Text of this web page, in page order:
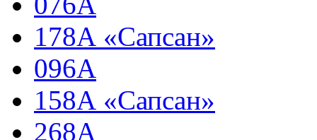
178А «Сапсан»
096А
158А «Сапсан»
268А